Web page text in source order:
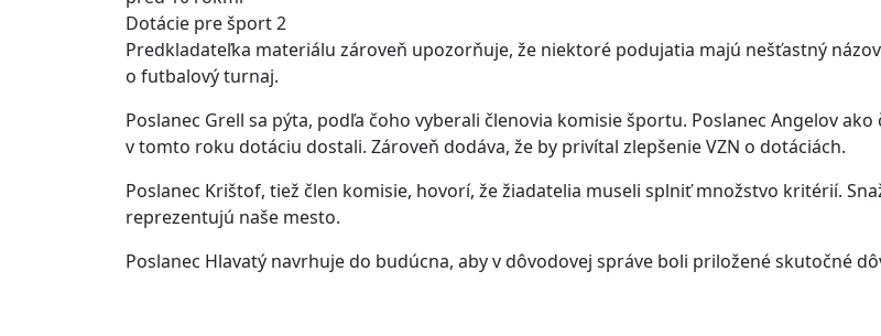
Dotácie pre šport 2
Predkladateľka materiálu zároveň upozorňuje, že niektoré podujatia majú nešťastný
o futbalový turnaj.
Poslanec Grell sa pýta, podľa čoho vyberali členovia komisie športu. Poslanec Angelov
v tomto roku dotáciu dostali. Zároveň dodáva, že by privítal zlepšenie VZN o dotáciách.
Poslanec Krištof, tiež člen komisie, hovorí, že žiadatelia museli splniť množstvo kritérií.
reprezentujú naše mesto.
Poslanec Hlavatý navrhuje do budúcna, aby v dôvodovej správe boli priložené skutočné